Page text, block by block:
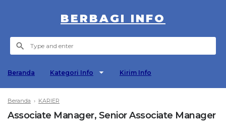
BERBAGI INFO
Beranda Kategori Info Kirim Info
Beranda › KARIER
Associate Manager, Senior Associate Manager